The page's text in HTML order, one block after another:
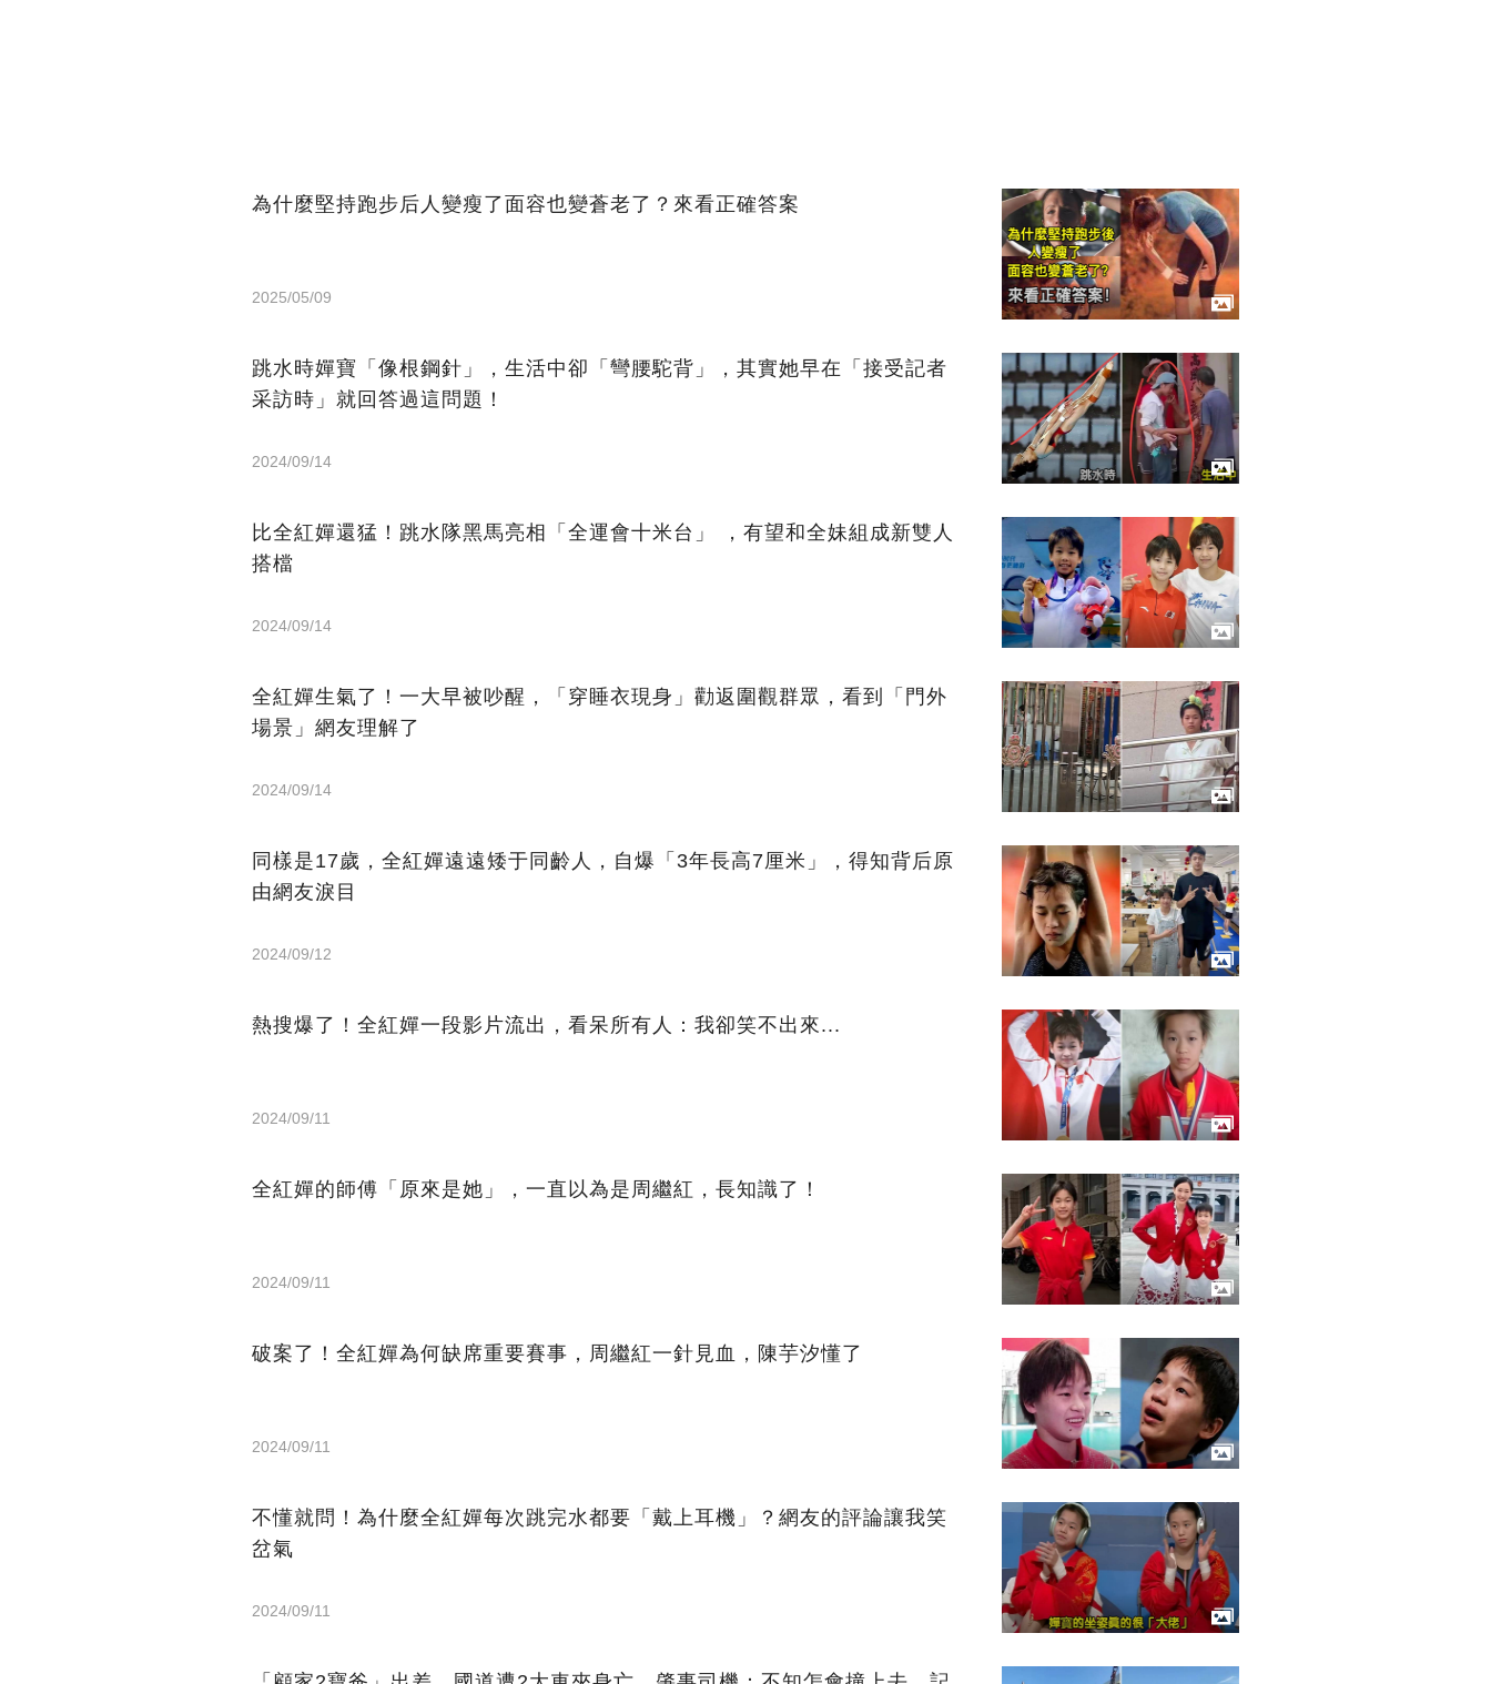
為什麼堅持跑步后人變瘦了面容也變蒼老了？來看正確答案
2025/05/09
跳水時嬋寶「像根鋼針」，生活中卻「彎腰駝背」，其實她早在「接受記者
采訪時」就回答過這問題！
2024/09/14
比全紅嬋還猛！跳水隊黑馬亮相「全運會十米台」 ，有望和全妹組成新雙人
搭檔
2024/09/14
全紅嬋生氣了！一大早被吵醒，「穿睡衣現身」勸返圍觀群眾，看到「門外
場景」網友理解了
2024/09/14
同樣是17歲，全紅嬋遠遠矮于同齡人，自爆「3年長高7厘米」，得知背后原
由網友淚目
2024/09/12
熱搜爆了！全紅嬋一段影片流出，看呆所有人：我卻笑不出來...
2024/09/11
全紅嬋的師傅「原來是她」，一直以為是周繼紅，長知識了！
2024/09/11
破案了！全紅嬋為何缺席重要賽事，周繼紅一針見血，陳芋汐懂了
2024/09/11
不懂就問！為什麼全紅嬋每次跳完水都要「戴上耳機」？網友的評論讓我笑
岔氣
2024/09/11